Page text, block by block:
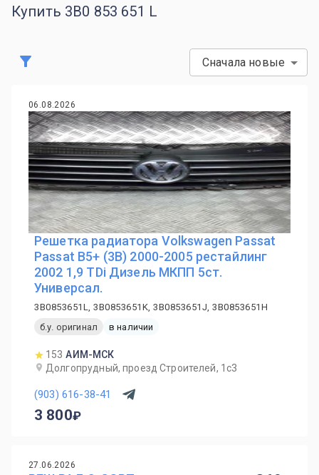
Купить 3B0 853 651 L
Сначала новые
06.08.2026
Решетка радиатора Volkswagen Passat
Passat B5+ (3B) 2000-2005 рестайлинг
2002 1,9 TDi Дизель МКПП 5ст.
Универсал.
3B0853651L, 3B0853651K, 3B0853651J, 3B0853651H
б.у. оригинал
в наличии
153 АИМ-МСК
Долгопрудный, проезд Строителей, 1с3
(903) 616-38-41
3 800
27.06.2026